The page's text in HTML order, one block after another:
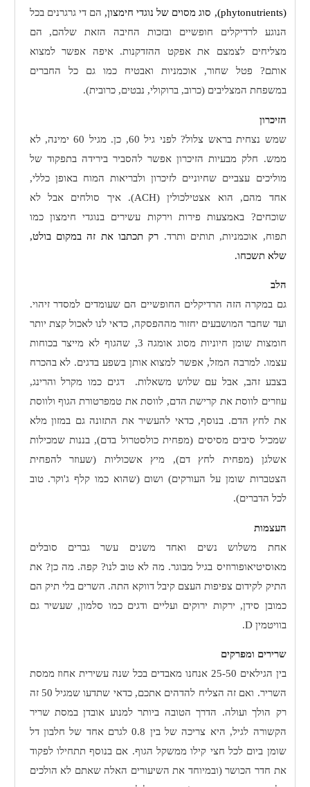
(phytonutrients), סוג מסוים של נוגדי חימצון, הם די גרגרנים בכל
הנוגע לרדיקלים חופשיים ובזכות החיבה הזאת שלהם, הם
מצליחים לצמצם את אפקט ההזדקנות. איפה אפשר למצוא
אותם? פטל שחור, אוכמניות ואבטיח כמו גם כל החברים
במשפחת המצליבים (כרוב, ברוקולי, נבטים, כרובית).
הזיכרון
שמש נצחית בראש צלול? לפני גיל 60, כן. מגיל 60 ימינה, לא
ממש. חלק מבעיות הזיכרון אפשר להסביר בירידה בתפקוד של
מוליכים עצביים שחיוניים לזיכרון ולבריאות המוח באופן כללי,
אחד מהם, הוא אצטילכולין (ACH). איך סולחים אבל לא
שוכחים? באמצעות פירות וירקות עשירים בנוגדי חימצון כמו
תפוח, אוכמניות, תותים ותרד. רק תכתבו את זה במקום בולט,
שלא תשכחו.
הלב
גם במקרה הזה הרדיקלים החופשיים הם שעומדים למסדר זיהוי.
ועד שחבר המושבעים יחזור מההפסקה, כדאי לנו לאכול קצת יותר
חומצות שומן חיוניות מסוג אומגה 3, שהגוף לא מייצר בכוחות
עצמו. למרבה המזל, אפשר למצוא אותן בשפע בדגים. לא בהכרח
בצבע זהב, אבל עם שלוש משאלות.
דגים כמו מקרל והרינג,
עוזרים לווסת את קרישת הדם, לווסת את טמפרטורת הגוף ולווסת
את לחץ הדם. בנוסף, כדאי להעשיר את התזונה גם במזון מלא
שמכיל סיבים מסיסים (מפחית כולסטרול בדם), בננות שמכילות
אשלגן (מפחית לחץ דם), מיץ אשכוליות (שעוזר להפחית
הצטברות שומן על העורקים) ושום (שהוא כמו קלף ג'וקר. טוב
לכל הדברים).
העצמות
אחת משלוש נשים ואחד משנים עשר גברים סובלים
מאוסיטיאופורוזיס בגיל מבוגר. מה לא טוב לנו? קפה. מה כן? את
התיק לקידום צפיפות העצם קיבל דווקא התה. השרים בלי תיק הם
כמובן סידן, ירקות ירוקים ועליים ודגים כמו סלמון, שעשיר גם
בוויטמיןD
.
שרירים ומפרקים
בין הגילאים 25-50 אנחנו מאבדים בכל שנה עשירית אחוז ממסת
השריר. ואם זה הצליח להדהים אתכם, כדאי שתדעו שמגיל 50 זה
רק הולך ועולה. הדרך הטובה ביותר למנוע אובדן במסת שריר
הקשורה לגיל, היא צריכה של בין 0.8 לגרם אחד של חלבון דל
שומן ביום לכל חצי קילו ממשקל הגוף. אם בנוסף תתחילו לפקוד
את חדר הכושר (ובמיוחד את השיעורים האלה שאתם לא הולכים